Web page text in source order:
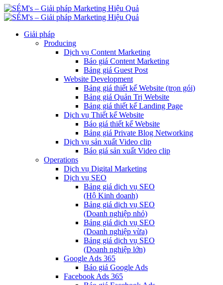
Giải pháp
Producing
Dịch vụ Content Marketing
Báo giá Content Marketing
Bảng giá Guest Post
Website Development
Bảng giá thiết kế Website (trọn gói)
Bảng giá Quản Trị Website
Bảng giá thiết kế Landing Page
Dịch vụ Thiết kế Website
Báo giá thiết kế Website
Bảng giá Private Blog Networking
Dịch vụ sản xuất Video clip
Báo giá sản xuất Video clip
Operations
Dịch vụ Digital Marketing
Dịch vụ SEO
Bảng giá dịch vụ SEO
(Hộ Kinh doanh)
Bảng giá dịch vụ SEO
(Doanh nghiệp nhỏ)
Bảng giá dịch vụ SEO
(Doanh nghiệp vừa)
Bảng giá dịch vụ SEO
(Doanh nghiệp lớn)
Google Ads 365
Báo giá Google Ads
Facebook Ads 365